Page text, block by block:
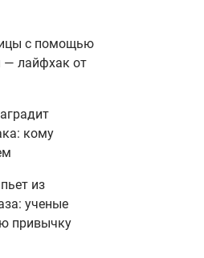
с помощью
— лайфхак от
кому
из
ученые
привычку